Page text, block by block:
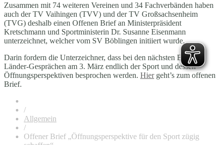
Zusammen mit 74 weiteren Vereinen und 34 Fachverbänden haben
auch der TV Vaihingen (TVV) und der TV Großsachsenheim
(TVG) deshalb einen Offenen Brief an Ministerpräsident
Kretschmann und Sportministerin Dr. Susanne Eisenmann
unterzeichnet, welcher vom SV Böblingen initiiert wurde.
Darin fordern die Unterzeichner, dass bei den nächsten Bund-
Länder-Gesprächen am 3. März endlich der Sport und dessen
Öffnungsperspektiven besprochen werden. Hiergeht’s zum offenen
Brief.
/
Allgemein
/
Offener Brief „Öffnungsperspektive für den Sport zügig